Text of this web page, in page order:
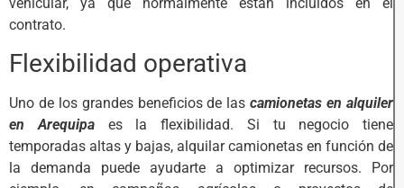
contrato.
Flexibilidad operativa
Uno de los grandes beneficios de lascamionetas en alquiler
en Arequipaes la flexibilidad. Si tu negocio tiene
temporadas altas y bajas, alquilar camionetas en función de
la demanda puede ayudarte a optimizar recursos. Por